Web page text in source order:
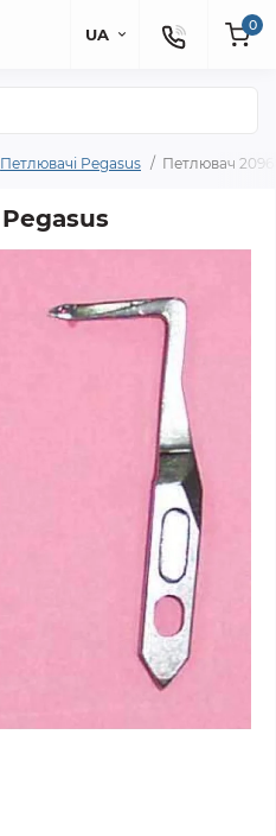
UA 0
Петлювачі Pegasus Петлювач